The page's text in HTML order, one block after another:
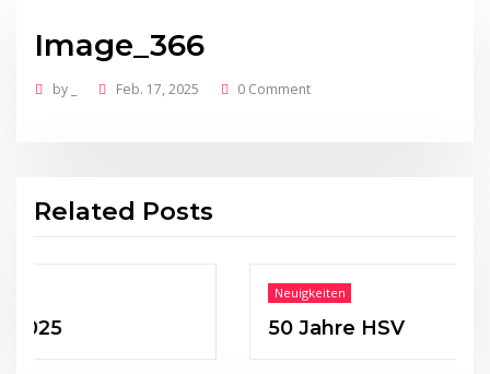
Image_366
by Feb. 17, 2025 0 Comment
Related Posts
Neuigkeiten
50 Jahre HSV